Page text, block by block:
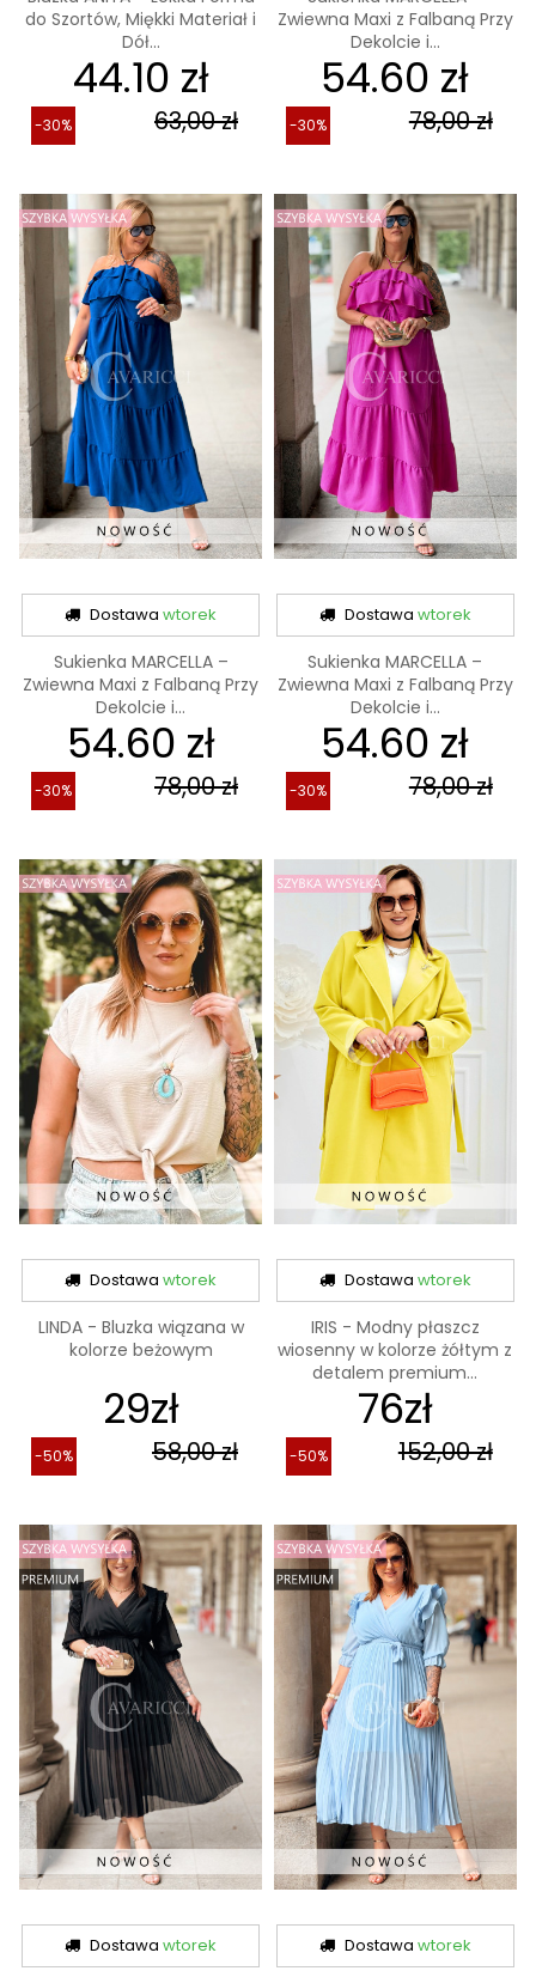
do Szortów, Miękki Materiał i
Dół...
44.10 zł
63,00 zł
-30%
Zwiewna Maxi z Falbaną Przy
Dekolcie i...
54.60 zł
78,00 zł
-30%
Dostawawtorek
Sukienka MARCELLA –
Zwiewna Maxi z Falbaną Przy
Dekolcie i...
54.60 zł
78,00 zł
-30%
Dostawa wtorek
Sukienka MARCELLA –
Zwiewna Maxi z Falbaną Przy
Dekolcie i...
54.60 zł
78,00 zł
-30%
Dostawawtorek
LINDA - Bluzka wiązana w
kolorze beżowym
29zł
58,00 zł
-50%
Dostawa wtorek
IRIS - Modny płaszcz
wiosenny w kolorze żółtym z
detalem premium...
76zł
152,00 zł
-50%
Dostawawtorek Dostawa wtorek